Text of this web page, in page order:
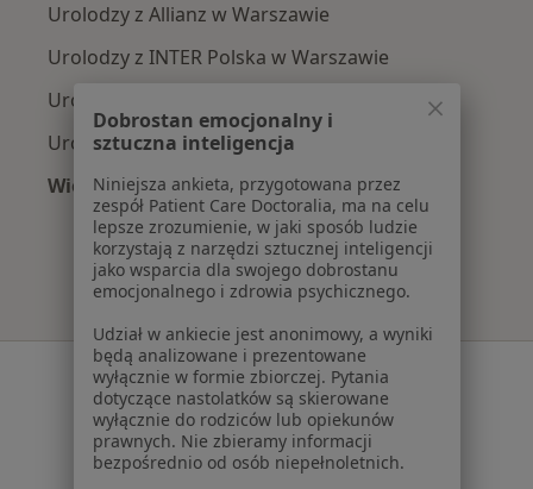
Urolodzy z Allianz w Warszawie
Urolodzy z INTER Polska w Warszawie
Urolodzy z Signal Iduna w Warszawie
Urolodzy z Compensa w Warszawie
Więcej (9)
Więcej w kategorii: Najpopularniejsze
Serwis
Regulamin
Polityka prywatności pacjentów
Polityka prywatności profesjonalistów
Dobrostan emocjonalny i
sztuczna inteligencja
Niniejsza ankieta, przygotowana przez
zespół Patient Care Doctoralia, ma na celu
lepsze zrozumienie, w jaki sposób ludzie
korzystają z narzędzi sztucznej inteligencji
jako wsparcia dla swojego dobrostanu
emocjonalnego i zdrowia psychicznego.
Udział w ankiecie jest anonimowy, a wyniki
będą analizowane i prezentowane
wyłącznie w formie zbiorczej. Pytania
dotyczące nastolatków są skierowane
wyłącznie do rodziców lub opiekunów
prawnych. Nie zbieramy informacji
bezpośrednio od osób niepełnoletnich.